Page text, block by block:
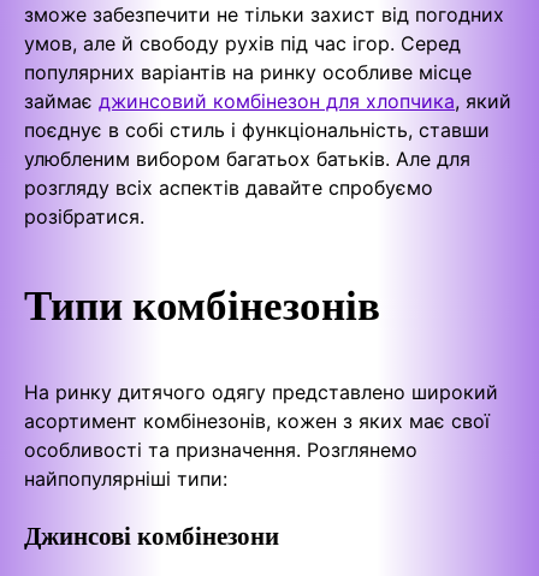
зможе забезпечити не тільки захист від погодних
умов, але й свободу рухів під час ігор. Серед
популярних варіантів на ринку особливе місце
займає джинсовий комбінезон для хлопчика, який
поєднує в собі стиль і функціональність, ставши
улюбленим вибором багатьох батьків. Але для
розгляду всіх аспектів давайте спробуємо
розібратися.
Типи комбінезонів
На ринку дитячого одягу представлено широкий
асортимент комбінезонів, кожен з яких має свої
особливості та призначення. Розглянемо
найпопулярніші типи:
Джинсові комбінезони